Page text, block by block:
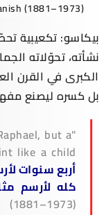
(1881–1973)
بيكاسو: تكعيبية
نشأته، تحوّلاته
الكبرى في القرن
بل كسره ليصنع
"
but a
like a child
أربع سنوات
كله لأرسم
(1881–1973)